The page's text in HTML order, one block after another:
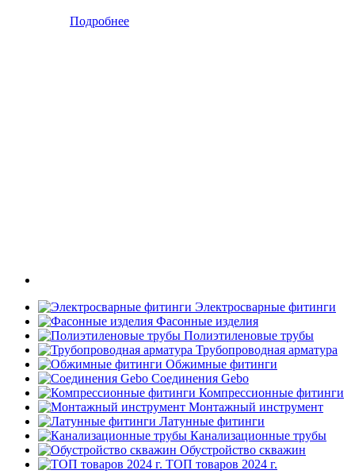
Подробнее
Электросварные фитинги
Фасонные изделия
Полиэтиленовые трубы
Трубопроводная арматура
Обжимные фитинги
Соединения Gebo
Компрессионные фитинги
Монтажный инструмент
Латунные фитинги
Канализационные трубы
Обустройство скважин
ТОП товаров 2024 г.